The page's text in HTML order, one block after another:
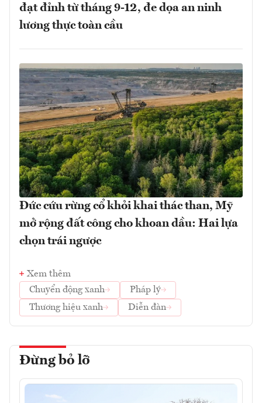
đạt đỉnh từ tháng 9-12, đe dọa an ninh
lương thực toàn cầu
Đức cứu rừng cổ khỏi khai thác than, Mỹ
mở rộng đất công cho khoan dầu: Hai lựa
chọn trái ngược
Xem thêm
Chuyển động xanh
Pháp lý
Thương hiệu xanh
Diễn đàn
Đừng bỏ lỡ